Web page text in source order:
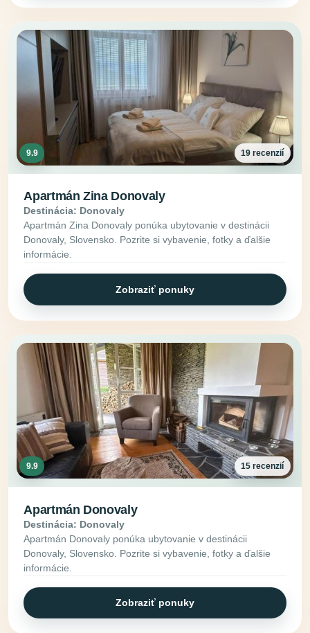
9.9 19 recenzií
Apartmán Zina Donovaly
Destinácia: Donovaly
Apartmán Zina Donovaly ponúka ubytovanie v destinácii
Donovaly, Slovensko. Pozrite si vybavenie, fotky a ďalšie
informácie.
Zobraziť ponuky
9.9 15 recenzií
Apartmán Donovaly
Destinácia: Donovaly
Apartmán Donovaly ponúka ubytovanie v destinácii
Donovaly, Slovensko. Pozrite si vybavenie, fotky a ďalšie
informácie.
Zobraziť ponuky